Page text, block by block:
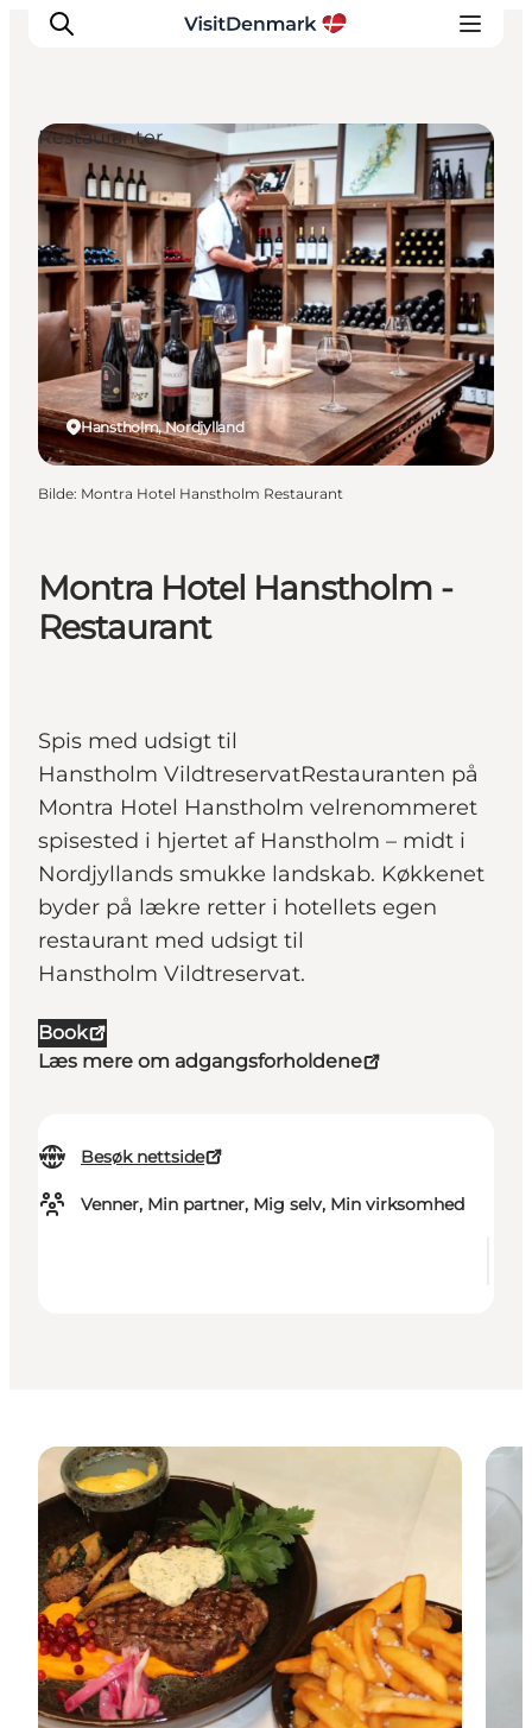
Inspirasjon
Reisemål
Aktiviteter
Overnatting
Planlegg reisen
Montra Hotel Hanstholm -
Restaurant
Spis med udsigt til
Hanstholm VildtreservatRestauranten på
Montra Hotel Hanstholm velrenommeret
spisested i hjertet af Hanstholm – midt i
Nordjyllands smukke landskab. Køkkenet
byder på lækre retter i hotellets egen
restaurant med udsigt til
Hanstholm Vildtreservat.
Book
Læs mere om adgangsforholdene
Besøk nettside
Venner, Min partner, Mig selv, Min virksomhed
Hanstholm, Nordjylland
Restauranter
Bilde: Montra Hotel Hanstholm Restaurant